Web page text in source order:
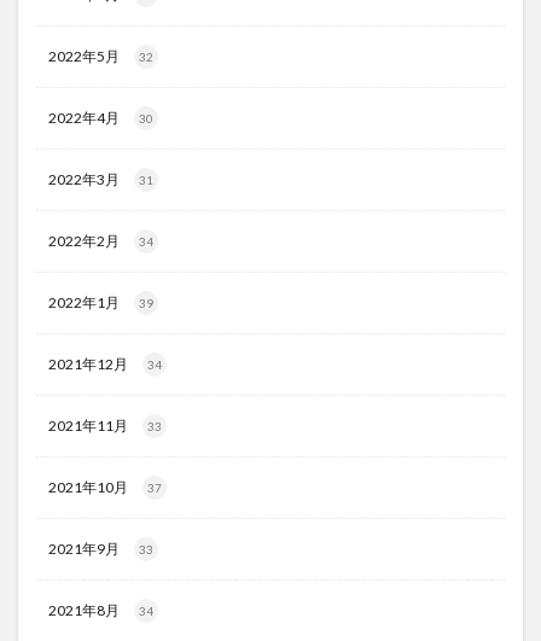
2022年5月 32
2022年4月 30
2022年3月 31
2022年2月 34
2022年1月 39
2021年12月 34
2021年11月 33
2021年10月 37
2021年9月 33
2021年8月 34